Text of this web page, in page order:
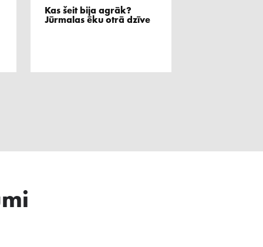
Kas šeit bija agrāk?
Jūrmalas ēku otrā dzīve